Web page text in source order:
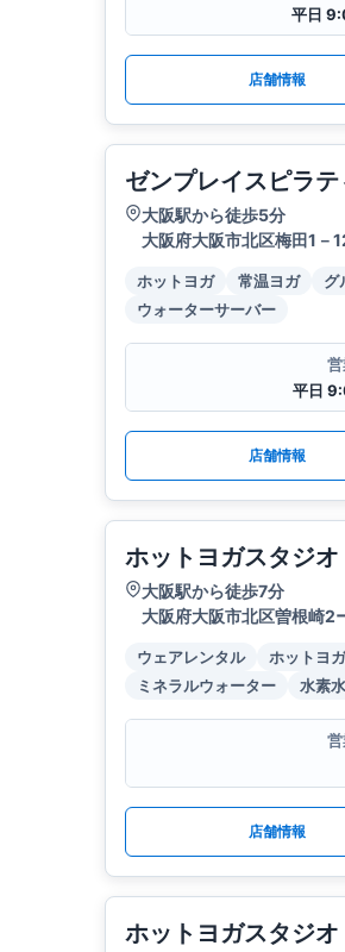
平日
店舗情報
ゼンプレイスピラ
大阪駅から徒歩5分
大阪府大阪市北区梅田1－
ホットヨガ 常温ヨガ グ
ウォーターサーバー
平日
店舗情報
ホットヨガスタジ
大阪駅から徒歩7分
大阪府大阪市北区曽根崎
ウェアレンタル ホットヨガ
ミネラルウォーター
水素水
店舗情報
ホットヨガスタジ